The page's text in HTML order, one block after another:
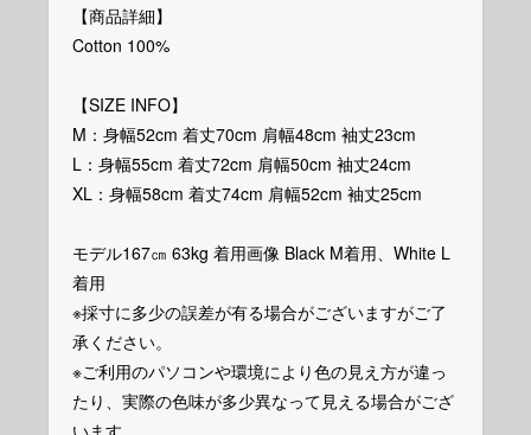
【商品詳細】
Cotton 100%
【SIZE INFO】
M：身幅52cm 着丈70cm 肩幅48cm 袖丈23cm
L：身幅55cm 着丈72cm 肩幅50cm 袖丈24cm
XL：身幅58cm 着丈74cm 肩幅52cm 袖丈25cm
モデル167㎝ 63kg 着用画像 Black M着用、White L
着用
※採寸に多少の誤差が有る場合がございますがご了
承ください。
※ご利用のパソコンや環境により色の見え方が違っ
たり、実際の色味が多少異なって見える場合がござ
います。